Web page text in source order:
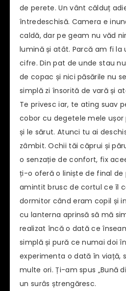
de perete. Un vânt călduț
întredeschisă. Camera e
caldă, dar pe geam nu văd
lumină și atât. Parcă am fi la
cifre. Din pat de unde stau
de copac și nici păsările nu
simplă zi însorită de vară și
Te privesc iar, te ating suav
cobor cu degetele mele ușor
și le sărut. Atunci tu ai
zâmbit. Ochii tăi căprui și
o senzație de confort, fix
ți-o oferă o liniște de final de
amintit brusc de cortul ce îl
dormitor când eram copil și
cu lanterna aprinsă să mă
realizat încă o dată ce
simplă și pură ce numai doi
experimenta o dată în viață,
multe ori. Ți-am spus „Bună
un surâs ștrengăresc.